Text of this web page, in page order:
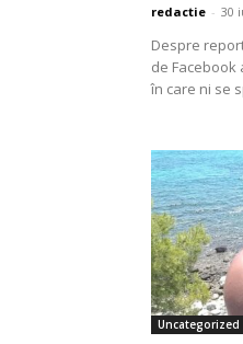
redactie - 30
Despre reportajul
de
în care ni se
Uncategorized